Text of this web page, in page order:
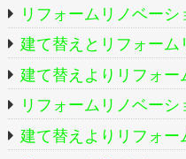
リフォームリノベー
建て替えとリフォー
建て替えよりリフォー
リフォームリノベー
建て替えよりリフォ